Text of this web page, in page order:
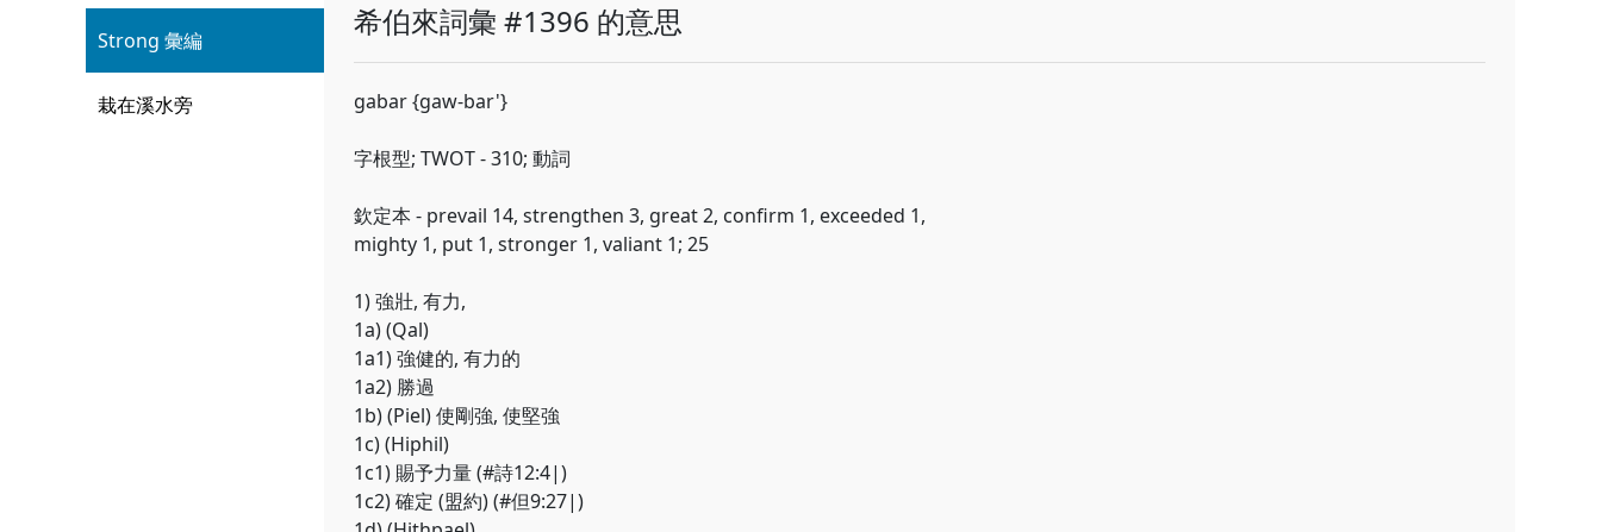
Strong 彙編
栽在溪水旁
希伯來詞彙 #1396 的意思
gabar {gaw-bar'}
字根型; TWOT - 310; 動詞
欽定本 - prevail 14, strengthen 3, great 2, confirm 1, exceeded 1,
mighty 1, put 1, stronger 1, valiant 1; 25
1) 強壯, 有力,
1a) (Qal)
1a1) 強健的, 有力的
1a2) 勝過
1b) (Piel) 使剛強, 使堅強
1c) (Hiphil)
1c1) 賜予力量 (#詩12:4|)
1c2) 確定 (盟約) (#但9:27|)